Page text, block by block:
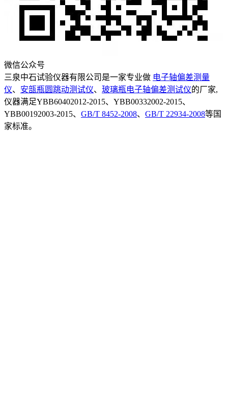
微信公众号
三泉中石试验仪器有限公司是一家专业做 电子轴偏差测量
仪、 安瓿瓶圆跳动测试仪、 玻璃瓶电子轴偏差测试仪的厂家,
仪器满足YBB60402012-2015、YBB00332002-2015、
YBB00192003-2015、 GB/T 8452-2008、 GB/T 22934-2008等国
家标准。